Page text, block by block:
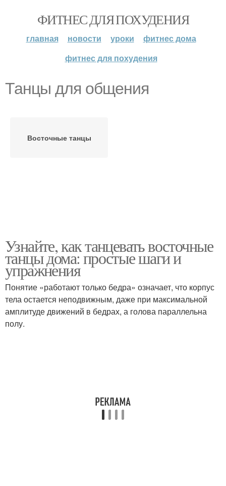
ФИТНЕС ДЛЯ ПОХУДЕНИЯ
главная новости уроки
фитнес дома
фитнес для похудения
Танцы для общения
Восточные танцы
Узнайте, как танцевать восточные
танцы дома: простые шаги и
упражнения
Понятие «работают только бедра» означает, что корпус
тела остается неподвижным, даже при максимальной
амплитуде движений в бедрах, а голова параллельна
полу.